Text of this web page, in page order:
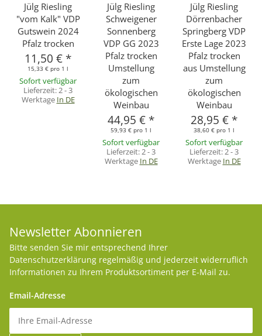
Jülg Riesling
"vom Kalk" VDP
Gutswein 2024
Pfalz trocken
11,50 € *
15,33 € pro 1 l
Sofort verfügbar
Lieferzeit:2 - 3
Werktage In DE
Jülg Riesling
Schweigener
Sonnenberg
VDP GG 2023
Pfalz trocken
Umstellung
zum
ökologischen
Weinbau
44,95 € *
59,93 € pro 1 l
Sofort verfügbar
Lieferzeit:2 - 3
Werktage In DE
Jülg Riesling
Dörrenbacher
Springberg VDP
Erste Lage 2023
Pfalz trocken
aus Umstellung
zum
ökologischen
Weinbau
28,95 € *
38,60 € pro 1 l
Sofort verfügbar
Lieferzeit:2 - 3
Werktage In DE
Newsletter Abonnieren
Bitte senden Sie mir entsprechend Ihrer
Datenschutzerklärung regelmäßig und jederzeit widerruflich
Informationen zu Ihrem Produktsortiment per E-Mail zu.
Email-Adresse